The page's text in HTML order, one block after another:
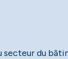
secteur du